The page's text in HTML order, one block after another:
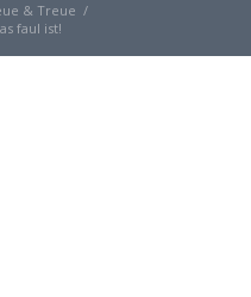
& Treue /
faul ist!